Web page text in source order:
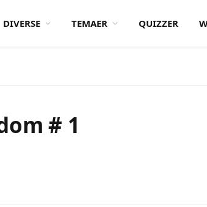
DIVERSE TEMAER QUIZZER
# 1